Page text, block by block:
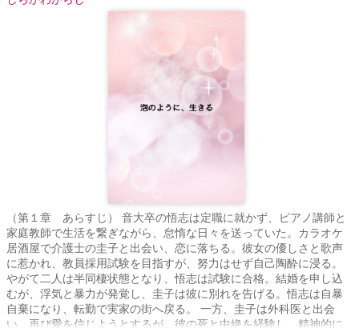
（第１章 あらすじ） 音大卒の悟志は定職に就かず、ピアノ講師と
家庭教師で生活を繋ぎながら、怠惰な日々を送っていた。カラオケ
居酒屋で介護士の圭子と出会い、恋に落ちる。彼女の優しさと歌声
に惹かれ、教員採用試験を目指すが、努力はせず自己陶酔に浸る。
やがて二人は半同棲状態となり、悟志は試験に合格。結婚を申し込
むが、浮気と暴力が発覚し、圭子は彼に別れを告げる。悟志は自暴
自棄になり、転勤で実家の街へ戻る。 一方、圭子は外科医と出会
い、再び愛を信じようとするが、彼の死と中絶を経験し、精神的に